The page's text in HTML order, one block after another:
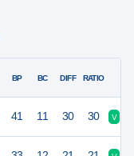
BP BC DIFF RATIO
41 11 30 30 V